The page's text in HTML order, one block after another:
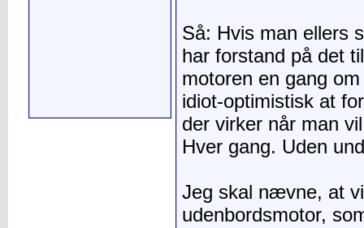
Så: Hvis man ellers
har forstand på det
motoren en gang
idiot-optimistisk at
der virker når man
Hver gang. Uden
Jeg skal nævne, at
udenbordsmotor,